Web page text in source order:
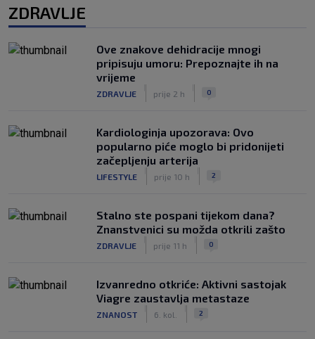
ZDRAVLJE
Ove znakove dehidracije mnogi
pripisuju umoru: Prepoznajte ih na
vrijeme
ZDRAVLJE prije 2 h 0
Kardiologinja upozorava: Ovo
popularno piće moglo bi pridonijeti
začepljenju arterija
LIFESTYLE prije 10 h 2
Stalno ste pospani tijekom dana?
Znanstvenici su možda otkrili zašto
ZDRAVLJE prije 11 h 0
Izvanredno otkriće: Aktivni sastojak
Viagre zaustavlja metastaze
ZNANOST 6. kol. 2